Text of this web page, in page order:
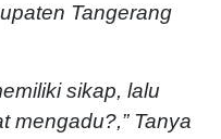
Tangerang
sikap, lalu
mengadu?,” Tanya